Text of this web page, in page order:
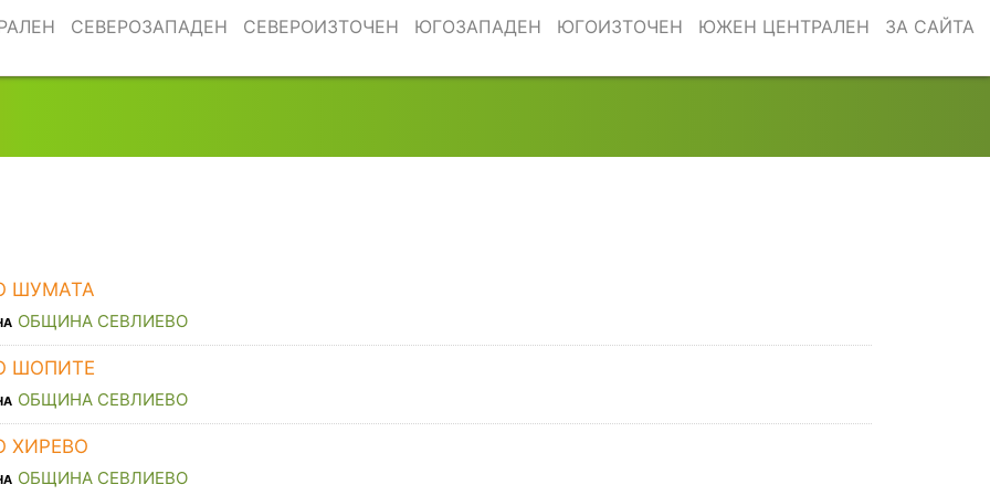
СЕВЕРОЗАПАДЕН СЕВЕРОИЗТОЧЕН ЮГОЗАПАДЕН ЮГОИЗТОЧЕН ЮЖЕН ЦЕНТРАЛЕН ЗА САЙТА
ШУМАТА
ОБЩИНА СЕВЛИЕВО
ШОПИТЕ
ОБЩИНА СЕВЛИЕВО
ХИРЕВО
ОБЩИНА СЕВЛИЕВО